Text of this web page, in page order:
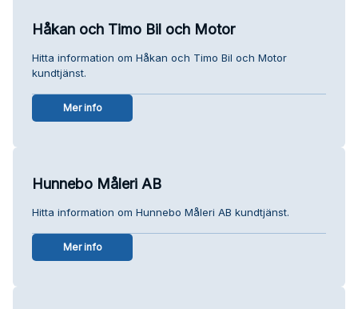
Håkan och Timo Bil och Motor
Hitta information om Håkan och Timo Bil och Motor
kundtjänst.
Mer info
Hunnebo Måleri AB
Hitta information om Hunnebo Måleri AB kundtjänst.
Mer info